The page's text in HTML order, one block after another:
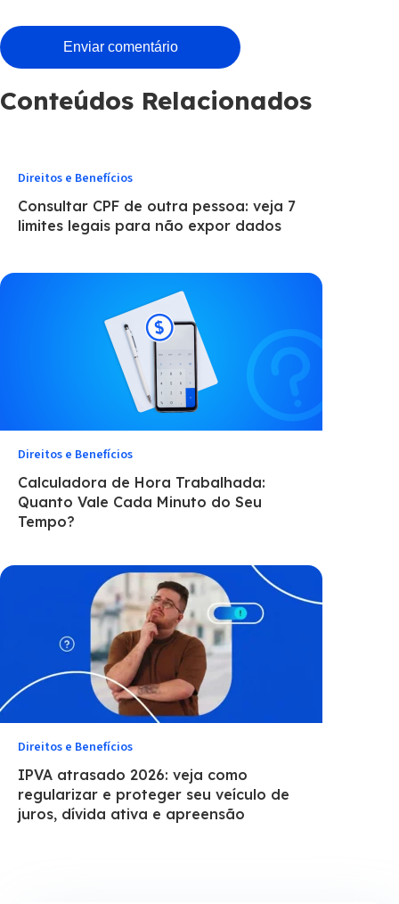
Conteúdos Relacionados
Direitos e Benefícios
Consultar CPF de outra pessoa: veja 7
limites legais para não expor dados
Direitos e Benefícios
Calculadora de Hora Trabalhada:
Quanto Vale Cada Minuto do Seu
Tempo?
Direitos e Benefícios
IPVA atrasado 2026: veja como
regularizar e proteger seu veículo de
juros, dívida ativa e apreensão